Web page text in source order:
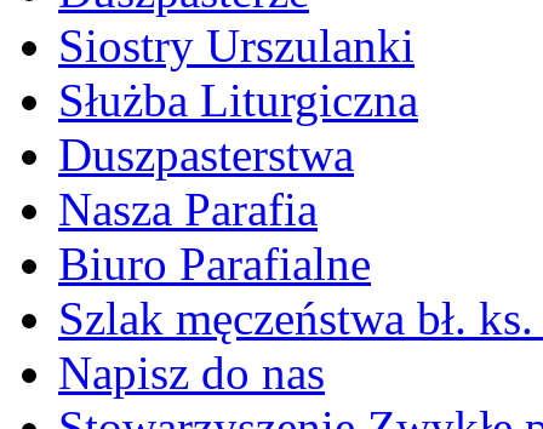
Siostry Urszulanki
Służba Liturgiczna
Duszpasterstwa
Nasza Parafia
Biuro Parafialne
Szlak męczeństwa bł.
Napisz do nas